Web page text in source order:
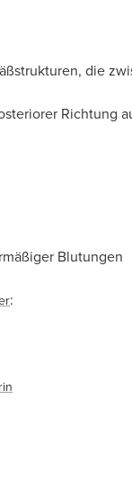
die
Richtung
Blutungen
: